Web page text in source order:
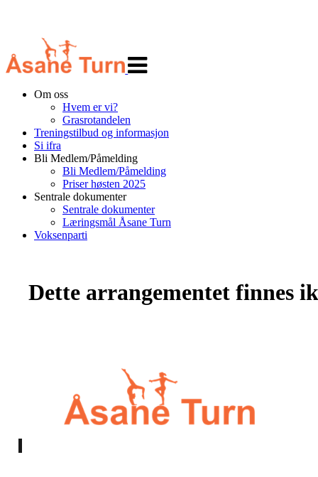
navigasjon
Om oss
Hvem er vi?
Grasrotandelen
Treningstilbud og informasjon
Si ifra
Bli Medlem/Påmelding
Bli Medlem/Påmelding
Priser høsten 2025
Sentrale dokumenter
Sentrale dokumenter
Læringsmål Åsane Turn
Voksenparti
Dette arrangementet finnes